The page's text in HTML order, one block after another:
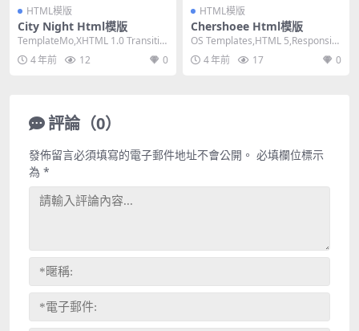
HTML模版
City Night Html模版
TemplateMo,XHTML 1.0 Transitio
nal,Fixed ...
4 年前 12 0
HTML模版
Chershoee Html模版
OS Templates,HTML 5,Responsiv
e, 4 Column...
4 年前 17 0
評論（0）
發佈留言必須填寫的電子郵件地址不會公開。 必填欄位標示
為 *